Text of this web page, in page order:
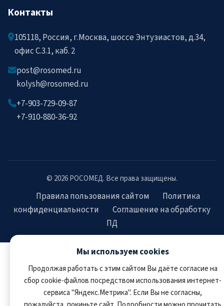
Мы используем cookies
Продолжая работать с этим сайтом Вы даёте согласие на
сбор cookie-файлов посредством использования интернет-
сервиса "Яндекс.Метрика". Если Вы не согласны,
Контакты
105118, Россия, г.Москва, шоссе Энтузиастов, д.34,
офис C.3.1, каб. 2
post@rosomed.ru
kolysh@rosomed.ru
+7-903-729-09-87
+7-910-880-36-92
© 2026 РОСОМЕД. Все права защищены.
Правила пользования сайтом
Политика
конфиденциальности
Соглашение на обработку
ПД